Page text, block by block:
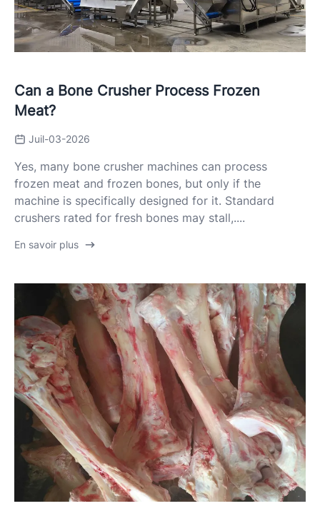
Can a Bone Crusher Process Frozen
Meat?
Juil-03-2026
Yes, many bone crusher machines can process
frozen meat and frozen bones, but only if the
machine is specifically designed for it. Standard
crushers rated for fresh bones may stall,....
En savoir plus